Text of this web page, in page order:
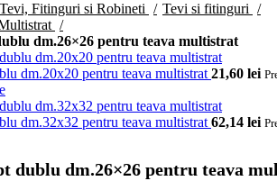
Tevi, Fitinguri si Robineti
Tevi si fitinguri
dm.26×26 pentru teava multistrat
dm.20x20 pentru teava multistrat 21,60 lei
dm.32x32 pentru teava multistrat 62,14 lei
dublu dm.26×26 pentru teava